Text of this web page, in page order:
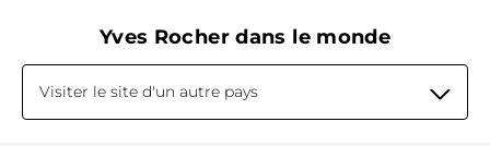
Yves Rocher dans le monde
Visiter le site d'un autre pays